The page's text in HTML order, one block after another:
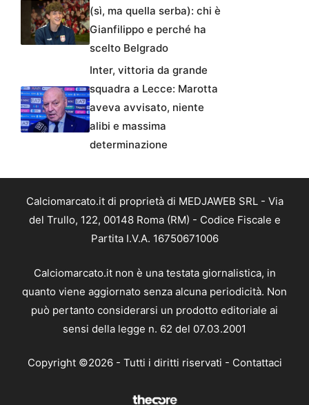
(sì, ma quella serba): chi è
Gianfilippo e perché ha
scelto Belgrado
Inter, vittoria da grande
squadra a Lecce: Marotta
aveva avvisato, niente
alibi e massima
determinazione
Calciomarcato.it di proprietà di MEDJAWEB SRL - Via
del Trullo, 122, 00148 Roma (RM) - Codice Fiscale e
Partita I.V.A. 16750671006
Calciomarcato.it non è una testata giornalistica, in
quanto viene aggiornato senza alcuna periodicità. Non
può pertanto considerarsi un prodotto editoriale ai
sensi della legge n. 62 del 07.03.2001
Copyright ©2026 - Tutti i diritti riservati - Contattaci